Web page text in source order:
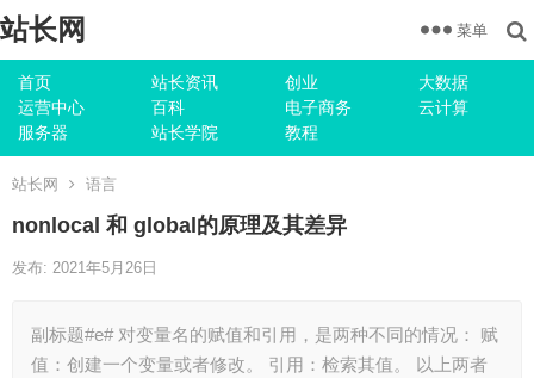
站长网
首页 站长资讯 创业
大数据
运营中心
百科 电子商务
云计算
服务器
站长学院 教程
菜单
站长网 语言
nonlocal 和 global的原理及其差异
发布: 2021年5月26日
副标题#e# 对变量名的赋值和引用，是两种不同的情况： 赋
值：创建一个变量或者修改。 引用：检索其值。 以上两者